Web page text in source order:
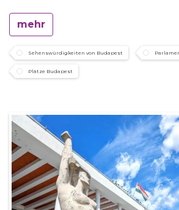
mehr
Sehenswürdigkeiten von Budapest
Plätze Budapest